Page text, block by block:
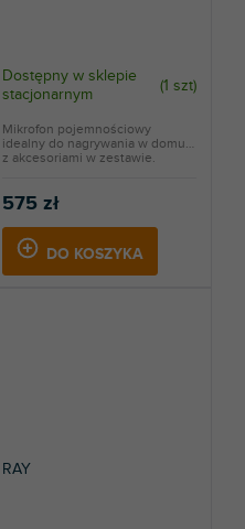
Dostępny w sklepie
stacjonarnym
(1 szt)
575 zł
DO KOSZYKA
Mikrofon pojemnościowy
idealny do nagrywania w domu,
z akcesoriami w zestawie.
RAY